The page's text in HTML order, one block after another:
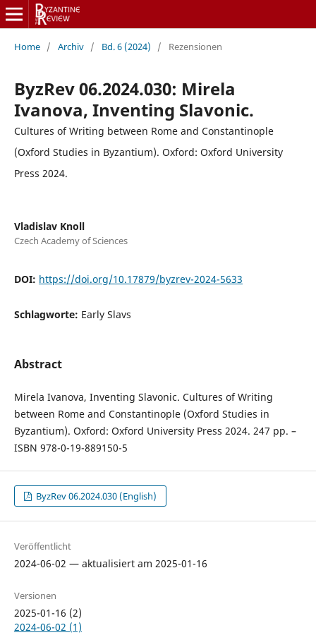
Home / Archiv / Bd. 6 (2024) / Rezensionen
ByzRev 06.2024.030: Mirela
Ivanova, Inventing Slavonic.
Cultures of Writing between Rome and Constantinople
(Oxford Studies in Byzantium). Oxford: Oxford University
Press 2024.
Vladislav Knoll
Czech Academy of Sciences
DOI: https://doi.org/10.17879/byzrev-2024-5633
Schlagworte: Early Slavs
Abstract
Mirela Ivanova, Inventing Slavonic. Cultures of Writing
between Rome and Constantinople (Oxford Studies in
Byzantium). Oxford: Oxford University Press 2024. 247 pp. –
ISBN 978-0-19-889150-5
ByzRev 06.2024.030 (English)
Veröffentlicht
2024-06-02 — aktualisiert am 2025-01-16
Versionen
2025-01-16 (2)
2024-06-02 (1)